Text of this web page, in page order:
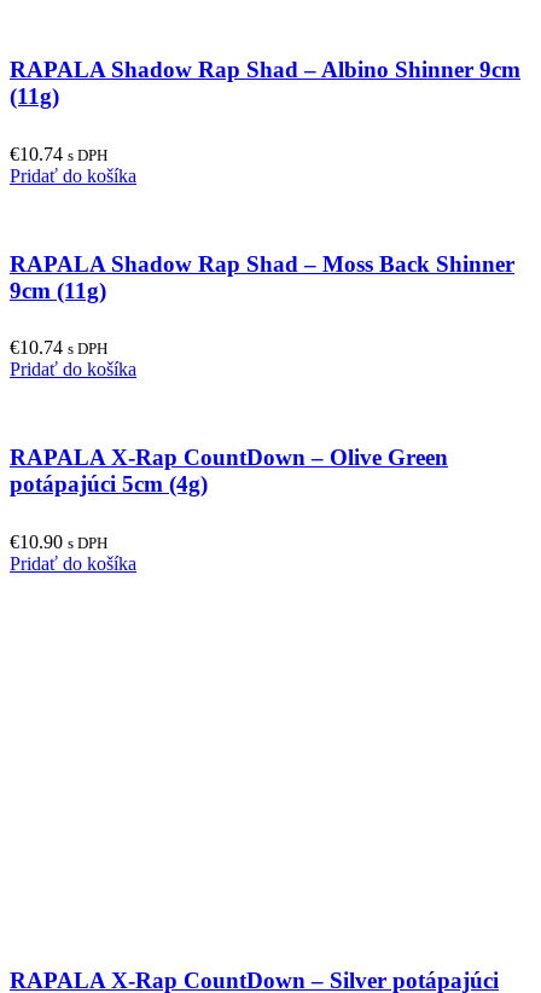
RAPALA Shadow Rap Shad – Albino Shinner 9cm
(11g)
€10.74 s DPH
Pridať do košíka
RAPALA Shadow Rap Shad – Moss Back Shinner
9cm (11g)
€10.74 s DPH
Pridať do košíka
RAPALA X-Rap CountDown – Olive Green
potápajúci 5cm (4g)
€10.90 s DPH
Pridať do košíka
RAPALA X-Rap CountDown – Silver potápajúci